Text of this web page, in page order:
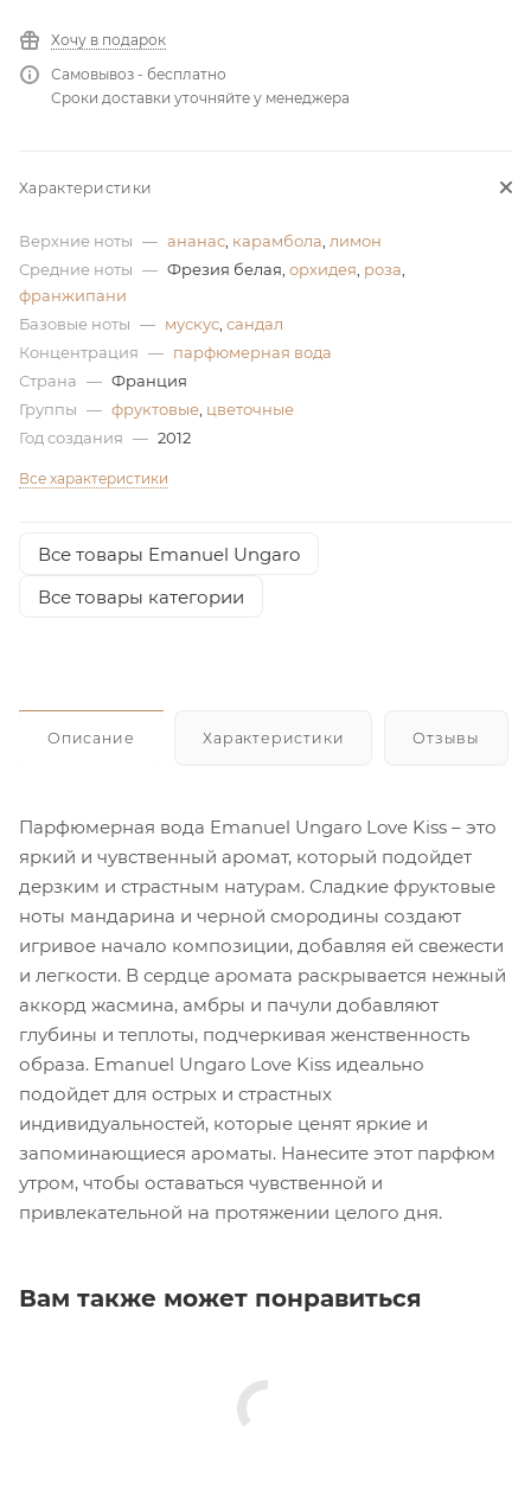
Хочу в подарок
Самовывоз - бесплатно
Сроки доставки уточняйте у менеджера
Характеристики
Верхние ноты — ананас карамбола лимон
Средние ноты — Фрезия белая, орхидея роза
франжипани
Базовые ноты — мускус сандал
Концентрация — парфюмерная вода
Страна — Франция
Группы — фруктовые цветочные
Год создания — 2012
Все характеристики
Все товары Emanuel Ungaro
Все товары категории
Описание Характеристики Отзывы
Парфюмерная вода Emanuel Ungaro Love Kiss – это
яркий и чувственный аромат, который подойдет
дерзким и страстным натурам. Сладкие фруктовые
ноты мандарина и черной смородины создают
игривое начало композиции, добавляя ей свежести
и легкости. В сердце аромата раскрывается нежный
аккорд жасмина, амбры и пачули добавляют
глубины и теплоты, подчеркивая женственность
образа. Emanuel Ungaro Love Kiss идеально
подойдет для острых и страстных
индивидуальностей, которые ценят яркие и
запоминающиеся ароматы. Нанесите этот парфюм
утром, чтобы оставаться чувственной и
привлекательной на протяжении целого дня.
Вам также может понравиться